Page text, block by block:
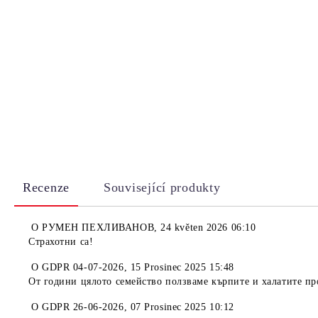
Recenze Související produkty
OРУМЕН ПЕХЛИВАНОВ,24 květen 2026 06:10
Страхотни са!
OGDPR 04-07-2026, 15 Prosinec 2025 15:48
От години цялото семейство ползваме кърпите и халатите
OGDPR 26-06-2026, 07 Prosinec 2025 10:12